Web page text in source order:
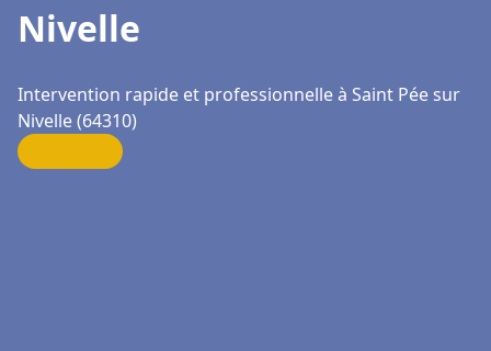
Nivelle
Intervention rapide et professionnelle à Saint Pée sur
Nivelle (64310)